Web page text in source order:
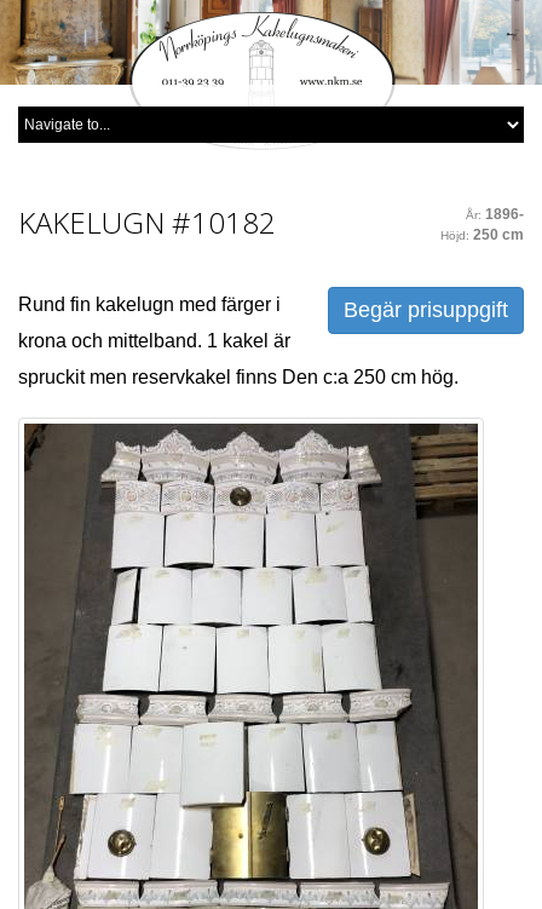
År: 1896-
Höjd: 250 cm
KAKELUGN #10182
Begär prisuppgift
Rund fin kakelugn med färger i
krona och mittelband. 1 kakel är
spruckit men reservkakel finns Den c:a 250 cm hög.